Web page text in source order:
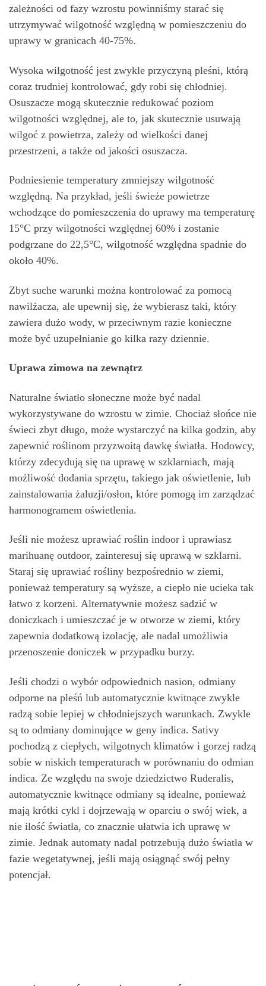
zależności od fazy wzrostu powinniśmy starać się
utrzymywać wilgotność względną w pomieszczeniu do
uprawy w granicach 40-75%.
Wysoka wilgotność jest zwykle przyczyną pleśni, którą
coraz trudniej kontrolować, gdy robi się chłodniej.
Osuszacze mogą skutecznie redukować poziom
wilgotności względnej, ale to, jak skutecznie usuwają
wilgoć z powietrza, zależy od wielkości danej
przestrzeni, a także od jakości osuszacza.
Podniesienie temperatury zmniejszy wilgotność
względną. Na przykład, jeśli świeże powietrze
wchodzące do pomieszczenia do uprawy ma temperaturę
15°C przy wilgotności względnej 60% i zostanie
podgrzane do 22,5°C, wilgotność względna spadnie do
około 40%.
Zbyt suche warunki można kontrolować za pomocą
nawilżacza, ale upewnij się, że wybierasz taki, który
zawiera dużo wody, w przeciwnym razie konieczne
może być uzupełnianie go kilka razy dziennie.
Uprawa zimowa na zewnątrz
Naturalne światło słoneczne może być nadal
wykorzystywane do wzrostu w zimie. Chociaż słońce nie
świeci zbyt długo, może wystarczyć na kilka godzin, aby
zapewnić roślinom przyzwoitą dawkę światła. Hodowcy,
którzy zdecydują się na uprawę w szklarniach, mają
możliwość dodania sprzętu, takiego jak oświetlenie, lub
zainstalowania żaluzji/osłon, które pomogą im zarządzać
harmonogramem oświetlenia.
Jeśli nie możesz uprawiać roślin indoor i uprawiasz
marihuanę outdoor, zainteresuj się uprawą w szklarni.
Staraj się uprawiać rośliny bezpośrednio w ziemi,
ponieważ temperatury są wyższe, a ciepło nie ucieka tak
łatwo z korzeni. Alternatywnie możesz sadzić w
doniczkach i umieszczać je w otworze w ziemi, który
zapewnia dodatkową izolację, ale nadal umożliwia
przenoszenie doniczek w przypadku burzy.
Jeśli chodzi o wybór odpowiednich nasion, odmiany
odporne na pleśń lub automatycznie kwitnące zwykle
radzą sobie lepiej w chłodniejszych warunkach. Zwykle
są to odmiany dominujące w geny indica. Sativy
pochodzą z ciepłych, wilgotnych klimatów i gorzej radzą
sobie w niskich temperaturach w porównaniu do odmian
indica. Ze względu na swoje dziedzictwo Ruderalis,
automatycznie kwitnące odmiany są idealne, ponieważ
mają krótki cykl i dojrzewają w oparciu o swój wiek, a
nie ilość światła, co znacznie ułatwia ich uprawę w
zimie. Jednak automaty nadal potrzebują dużo światła w
fazie wegetatywnej, jeśli mają osiągnąć swój pełny
potencjał.